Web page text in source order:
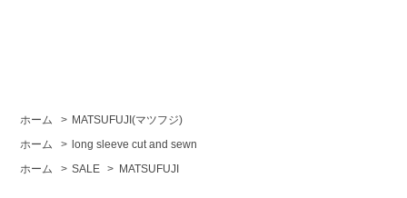
ホーム > MATSUFUJI(マツフジ)
ホーム
> long sleeve cut and sewn
ホーム
> SALE > MATSUFUJI